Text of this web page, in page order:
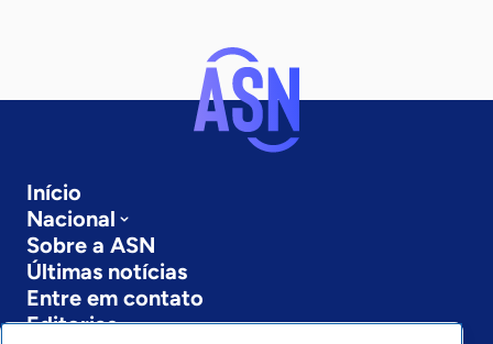
Início
Nacional
Sobre a ASN
Últimas notícias
Entre em contato
Editorias